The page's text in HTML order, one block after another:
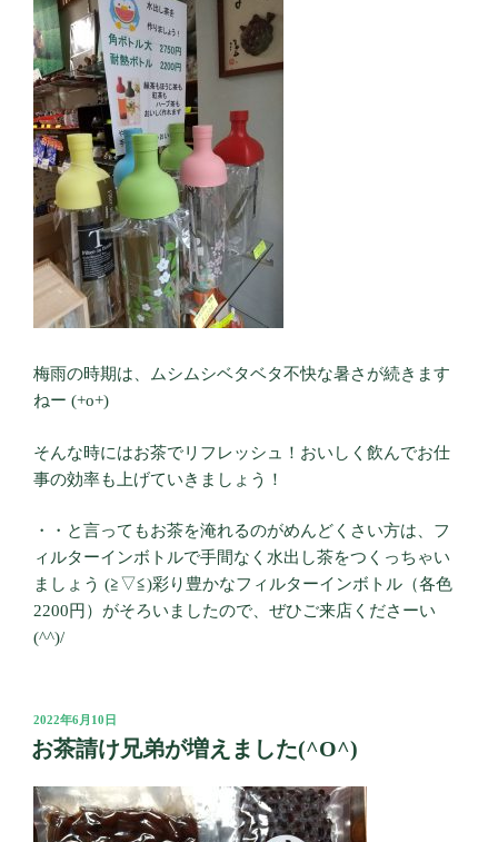
梅雨の時期は、ムシムシベタベタ不快な暑さが続きます
ねー (+o+)
そんな時にはお茶でリフレッシュ！おいしく飲んでお仕
事の効率も上げていきましょう！
・・と言ってもお茶を淹れるのがめんどくさい方は、フ
ィルターインボトルで手間なく水出し茶をつくっちゃい
ましょう (≧▽≦)彩り豊かなフィルターインボトル（各色
2200円）がそろいましたので、ぜひご来店くださーい
(^^)/
投
稿
日:
2022年6月10日
お茶請け兄弟が増えました(^O^)